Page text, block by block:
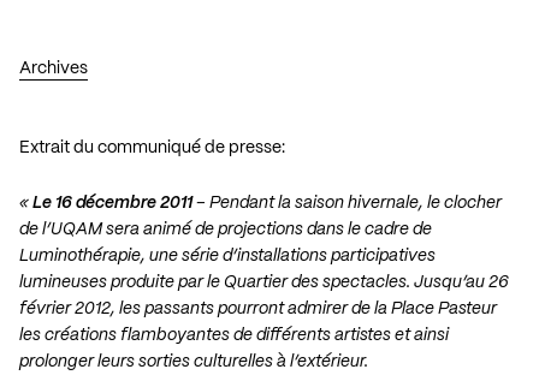
Archives
Extrait du communiqué de presse:
« Le 16 décembre 2011– Pendant la saison hivernale, le clocher
de l’UQAM sera animé de projections dans le cadre de
Luminothérapie, une série d’installations participatives
lumineuses produite par le Quartier des spectacles. Jusqu’au 26
février 2012, les passants pourront admirer de la Place Pasteur
les créations flamboyantes de différents artistes et ainsi
prolonger leurs sorties culturelles à l’extérieur.